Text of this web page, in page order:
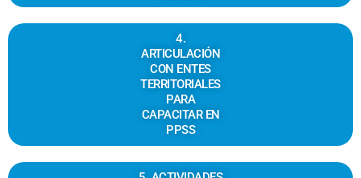
4.
ARTICULACIÓN
CON ENTES
TERRITORIALES
PARA
CAPACITAR EN
PPSS